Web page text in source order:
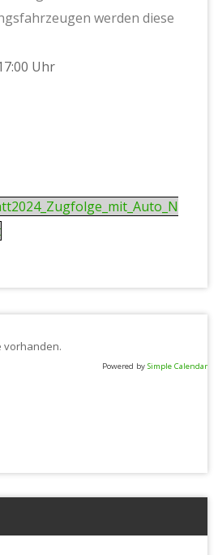
werden diese
Uhr
vorhanden.
Powered by Simple Calendar